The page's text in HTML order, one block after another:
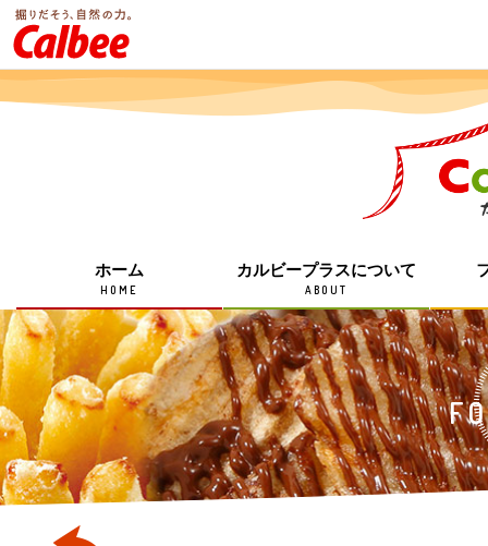
ホーム
HOME
カルビープラスについて
ABOUT